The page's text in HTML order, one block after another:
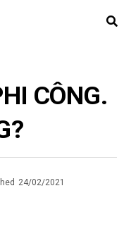
CÔNG.
24/02/2021